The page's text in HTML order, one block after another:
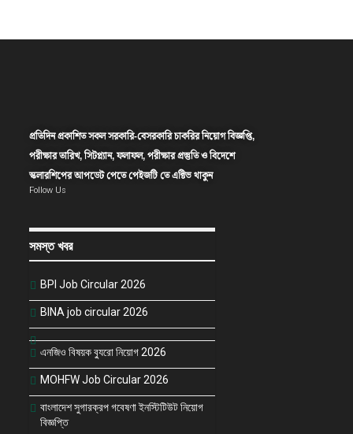
প্রতিদিন প্রকাশিত সকল সরকারি-বেসরকারি চাকরির নিয়োগ বিজ্ঞপ্তি,
পরীক্ষার তারিখ, সিটপ্ল্যান, ফলাফল, পরীক্ষার প্রস্তুতি ও বিদেশে
স্কলারশিপের আপডেট পেতে পেইজটি তে এক্টিভ থাকুন
Follow Us
সমস্ত খবর
BPI Job Circular 2026
BINA job circular 2026
এনজিও বিষয়ক ব্যুরো নিয়োগ 2026
MOHFW Job Circular 2026
বাংলাদেশ সুগারক্রপ গবেষণা ইনস্টিটিউট নিয়োগ
বিজ্ঞপ্তি